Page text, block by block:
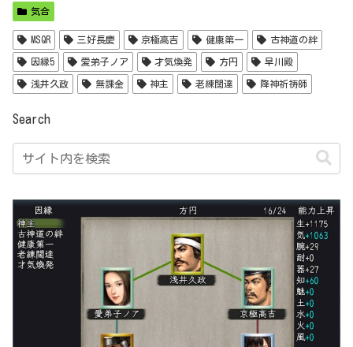
気合
MSQR 三好長慶 京極高吉 健康第一 古神道の絆
因縁5 愛弟子ノア 才気煥発 方円 早川殿
浅井久政 無課金 神主 老練闊達 降神祈祷師
Search